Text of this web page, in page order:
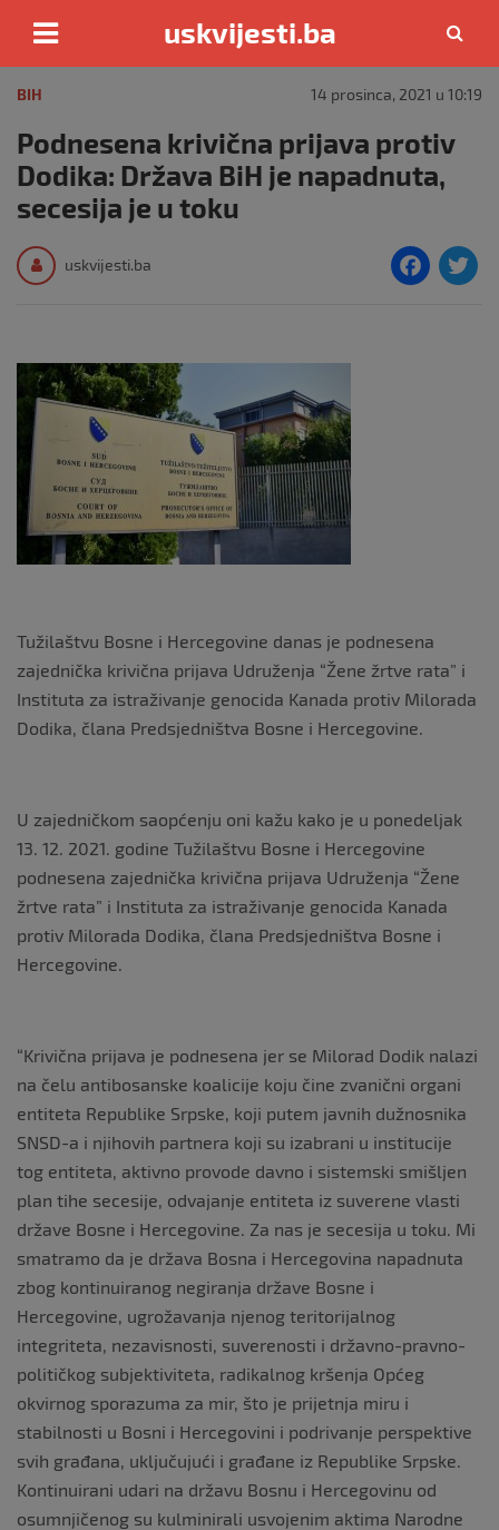
content
uskvijesti.ba
BIH 14 prosinca, 2021 u 10:19
Podnesena krivična prijava protiv
Dodika: Država BiH je napadnuta,
secesija je u toku
uskvijesti.ba
F
Tužilaštvu Bosne i Hercegovine danas je podnesena
zajednička krivična prijava Udruženja “Žene žrtve rata” i
Instituta za istraživanje genocida Kanada protiv Milorada
Dodika, člana Predsjedništva Bosne i Hercegovine.
U zajedničkom saopćenju oni kažu kako je u ponedeljak
13. 12. 2021. godine Tužilaštvu Bosne i Hercegovine
podnesena zajednička krivična prijava Udruženja “Žene
žrtve rata” i Instituta za istraživanje genocida Kanada
protiv Milorada Dodika, člana Predsjedništva Bosne i
Hercegovine.
“Krivična prijava je podnesena jer se Milorad Dodik nalazi
na čelu antibosanske koalicije koju čine zvanični organi
entiteta Republike Srpske, koji putem javnih dužnosnika
SNSD-a i njihovih partnera koji su izabrani u institucije
tog entiteta, aktivno provode davno i sistemski smišljen
plan tihe secesije, odvajanje entiteta iz suverene vlasti
države Bosne i Hercegovine. Za nas je secesija u toku. Mi
smatramo da je država Bosna i Hercegovina napadnuta
zbog kontinuiranog negiranja države Bosne i
Hercegovine, ugrožavanja njenog teritorijalnog
integriteta, nezavisnosti, suverenosti i državno-pravno-
političkog subjektiviteta, radikalnog kršenja Općeg
okvirnog sporazuma za mir, što je prijetnja miru i
stabilnosti u Bosni i Hercegovini i podrivanje perspektive
svih građana, uključujući i građane iz Republike Srpske.
Kontinuirani udari na državu Bosnu i Hercegovinu od
osumnjičenog su kulminirali usvojenim aktima Narodne